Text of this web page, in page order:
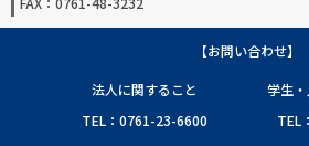
【お問い合わせ】
法人に関すること
TEL：0761-23-6600
学生
TEL